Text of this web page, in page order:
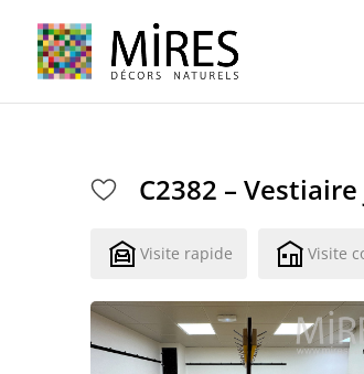
C2382 –
Visite rapide Visite